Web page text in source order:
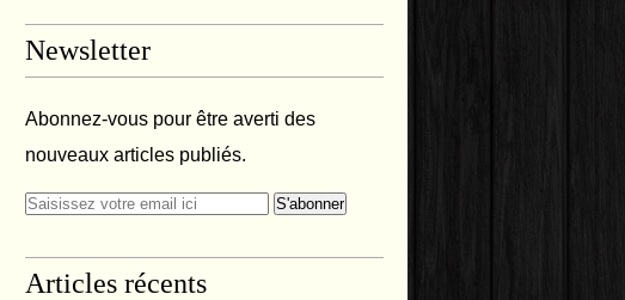
Newsletter
Abonnez-vous pour être averti des
nouveaux articles publiés.
Articles récents